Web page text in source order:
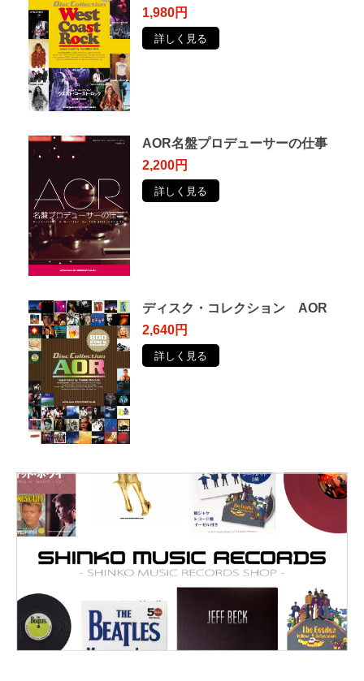
1,980円
詳しく見る
AOR名盤プロデューサーの仕事
2,200円
詳しく見る
ディスク・コレクション AOR
2,640円
詳しく見る